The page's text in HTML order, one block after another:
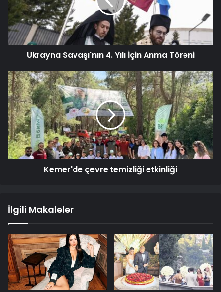
Ukrayna Savaşı'nın 4. Yılı İçin Anma Töreni
Kemer'de çevre temizliği etkinliği
İlgili Makaleler